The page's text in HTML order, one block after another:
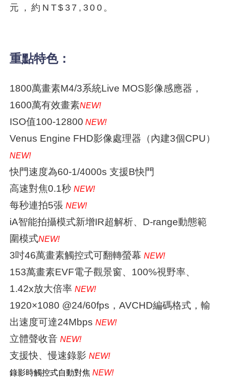
元，約NT$37,300。
重點特色：
1800萬畫素M4/3系統Live MOS影像感應器，
1600萬有效畫素NEW!
ISO值100-12800 NEW!
Venus Engine FHD影像處理器（內建3個CPU）
NEW!
快門速度為60-1/4000s 支援B快門
高速對焦0.1秒NEW!
每秒連拍5張NEW!
iA智能拍攝模式新增IR超解析、D-range動態範
圍模式NEW!
3吋46萬畫素觸控式可翻轉螢幕NEW!
153萬畫素EVF電子觀景窗、100%視野率、
1.42x放大倍率NEW!
1920×1080 @24/60fps，AVCHD編碼格式，輸
出速度可達24MbpsNEW!
立體聲收音NEW!
支援快、慢速錄影NEW!
錄影時觸控式自動對焦NEW!